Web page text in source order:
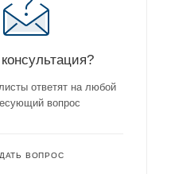
ответят на любой
вопрос
ВОПРОС